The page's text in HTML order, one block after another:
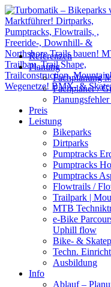
Referenzen
Planung
Fachplanung
Fachplaner /
Preis
Leistung
Bikeparks
Dirtparks
Pumptracks
Pumptracks
Pumptracks
Flowtrails /
Trailpark |
MTB
e-Bike
Uphill flow
Bike- &
Techn.
Ausbildung
Info
Ablauf –